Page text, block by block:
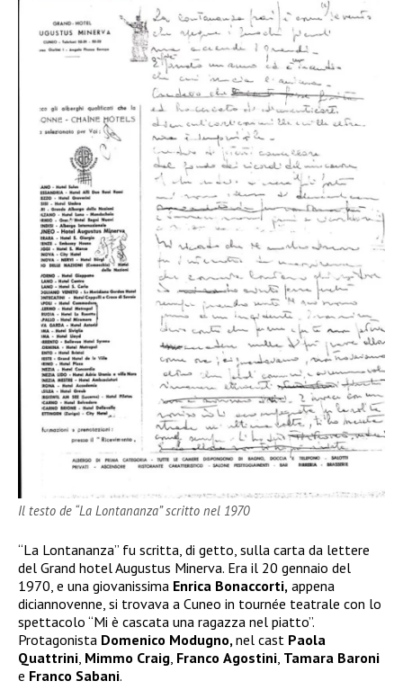
Il testo de “La Lontananza” scritto nel 1970
“La Lontananza” fu scritta, di getto, sulla carta da lettere
del Grand hotel Augustus Minerva. Era il 20 gennaio del
1970, e una giovanissima Enrica Bonaccorti, appena
diciannovenne, si trovava a Cuneo in tournée teatrale con lo
spettacolo “Mi è cascata una ragazza nel piatto”.
Protagonista Domenico Modugno,nel cast Paola
Quattrini, Mimmo Craig, Franco Agostini, Tamara Baroni
e Franco Sabani.